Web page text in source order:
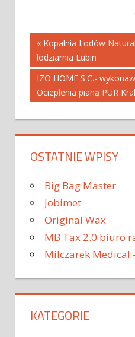
Nawigacja
wpisu
« Kopalnia Lodów
lodziarnia Lubin
IZO HOME S.C.-
Ocieplenia pianą PUR
OSTATNIE WPISY
Big Bag Master
Jobimet
Original Wax
MB Tax 2.0 biuro
Milczarek Medical
KATEGORIE